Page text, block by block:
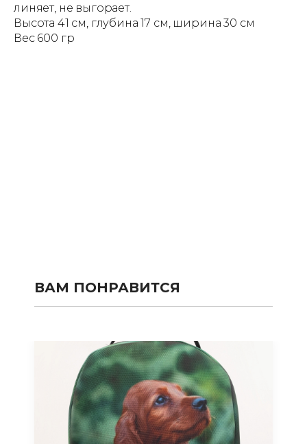
линяет, не выгорает.
Высота 41 см, глубина 17 см, ширина 30 см
Вес 600 гр
ВАМ ПОНРАВИТСЯ